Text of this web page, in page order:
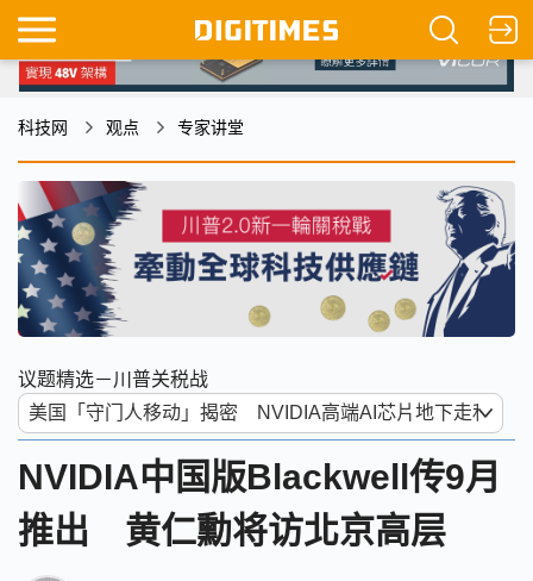
科技网 观点 专家讲堂
议题精选－川普关税战
NVIDIA中国版Blackwell传9月
推出 黄仁勳将访北京高层